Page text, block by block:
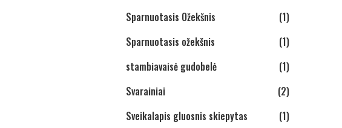
Sparnuotasis Ožekšnis
(1)
Sparnuotasis ožekšnis
(1)
stambiavaisė gudobelė
(1)
Svarainiai
(2)
Sveikalapis gluosnis skiepytas
(1)